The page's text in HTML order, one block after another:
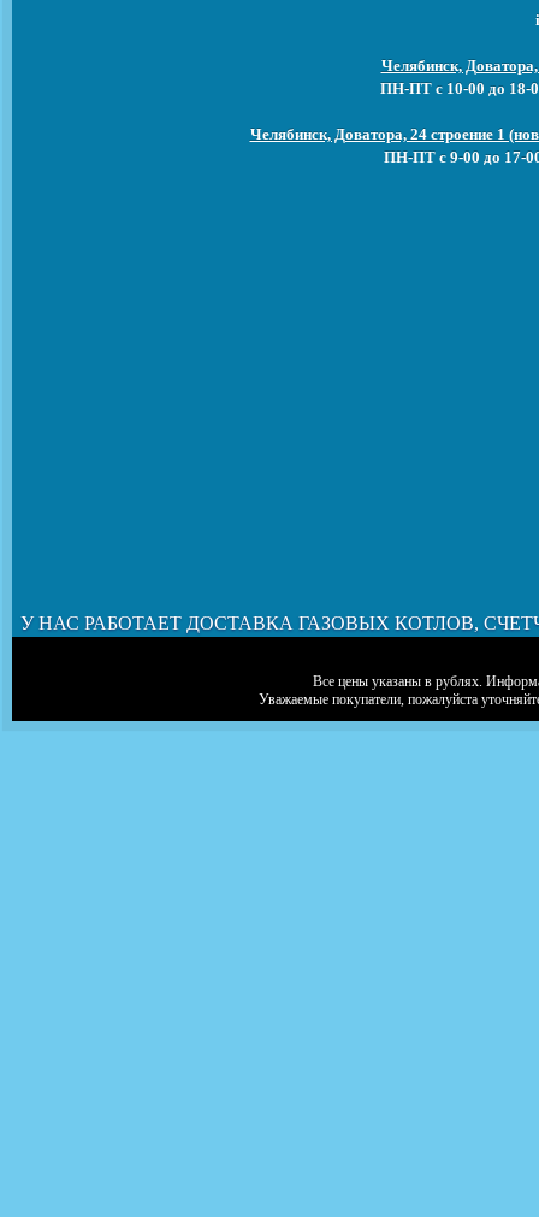
Челябинск,
ПН-ПТ с 10-00 до 18-
Челябинск, Доватора, 24 строение 1
ПН-ПТ с 9-00 до 17-
У НАС РАБОТАЕТ ДОСТАВКА ГАЗОВЫХ КОТЛОВ,
Все цены указаны в рублях.
Уважаемые покупатели, пожалуйста